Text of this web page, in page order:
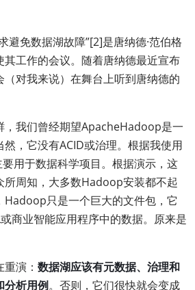
避免数据湖故障”[2]是唐纳德·范伯格
其工作的会议。随着唐纳德最近宣布
对我来说）在舞台上听到唐纳德的
，我们曾经期望ApacheHadoop是一
，它没有ACID或治理。根据我使用
用于数据科学项目。根据演示，这
所周知，大多数Hadoop安装都不起
Hadoop只是一个巨大的文件包，它
商业智能应用程序中的数据。原来是
演： 数据湖应该有元数据、治理和
分析用例。否则，它们很快就会变成